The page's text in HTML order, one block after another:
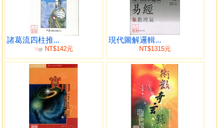
文化中不符合西方文化現象的部分都應被視為封建迷信？真
正現代意義上的科學應該從伽利略(1564-1642)開始算起，至
今還不到四百年的歷史，而人類文明已經走過了五千年，難
道其中不符合科學的成分都應被視為迷信的成分而加以揚
棄？更重要的是，傳統文化與科學研究的領域不盡相同，依
據《自然辯證法百科全書》，科學是反映客觀世界（自然
界、社會和思維）的本質聯繫及其運動規律的知識體系。換
而言之，科學是旨在反應客觀世界的知識體系，其核心觀點
是，能夠被感知到的，才具有研究價值。在這種科學思維模
式下，弗洛依德提出的精神分析學的科學性也受到了質疑，
其原因在於精神世界究竟能不能用分析客觀世界的方法來分
諸葛流四柱推...
79折 NT$142元
現代圖解邏輯...
NT$1315元